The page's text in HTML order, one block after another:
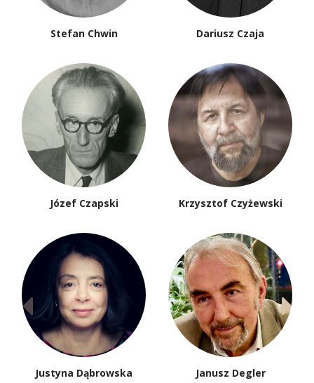
Stefan Chwin Dariusz Czaja
Józef Czapski Krzysztof Czyżewski
Justyna Dąbrowska Janusz Degler